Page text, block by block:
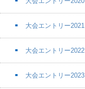
大会エントリー2021
大会エントリー2022
大会エントリー2023